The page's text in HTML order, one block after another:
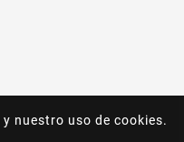
y nuestro uso de cookies.
y nuestro uso de cookies.